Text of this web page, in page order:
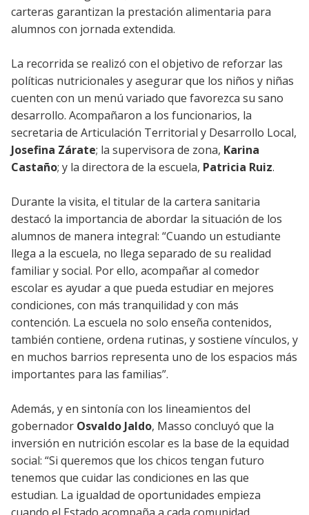
carteras garantizan la prestación alimentaria para
alumnos con jornada extendida.
La recorrida se realizó con el objetivo de reforzar las
políticas nutricionales y asegurar que los niños y niñas
cuenten con un menú variado que favorezca su sano
desarrollo. Acompañaron a los funcionarios, la
secretaria de Articulación Territorial y Desarrollo Local,
Josefina Zárate; la supervisora de zona, Karina
Castaño; y la directora de la escuela, Patricia Ruiz.
Durante la visita, el titular de la cartera sanitaria
destacó la importancia de abordar la situación de los
alumnos de manera integral: “Cuando un estudiante
llega a la escuela, no llega separado de su realidad
familiar y social. Por ello, acompañar al comedor
escolar es ayudar a que pueda estudiar en mejores
condiciones, con más tranquilidad y con más
contención. La escuela no solo enseña contenidos,
también contiene, ordena rutinas, y sostiene vínculos, y
en muchos barrios representa uno de los espacios más
importantes para las familias”.
Además, y en sintonía con los lineamientos del
gobernador Osvaldo Jaldo, Masso concluyó que la
inversión en nutrición escolar es la base de la equidad
social: “Si queremos que los chicos tengan futuro
tenemos que cuidar las condiciones en las que
estudian. La igualdad de oportunidades empieza
cuando el Estado acompaña a cada comunidad